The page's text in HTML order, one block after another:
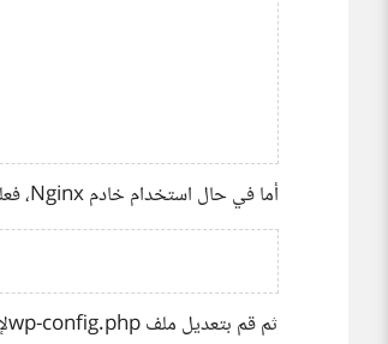
أما في حال استخدام خادم Nginx، فعليك تعديل إعدادات nginx.conf:
ثم قم بتعديل ملف wp-config.phpلإضافة القيم التالية إذا لم تكن مضافة: